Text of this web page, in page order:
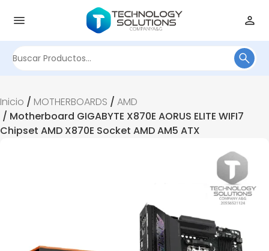
Inicio / MOTHERBOARDS / AMD
/ Motherboard GIGABYTE X870E AORUS ELITE WIFI7
Chipset AMD X870E Socket AMD AM5 ATX